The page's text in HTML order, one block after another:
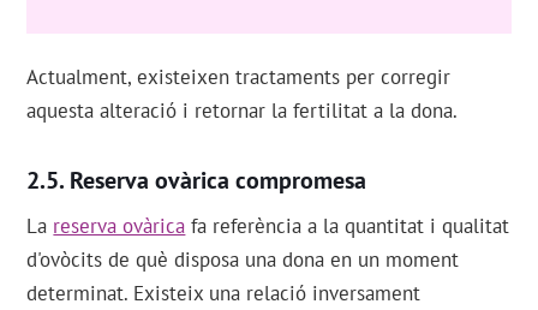
Actualment, existeixen tractaments per corregir
aquesta alteració i retornar la fertilitat a la dona.
Reserva ovàrica compromesa
La reserva ovàrica fa referència a la quantitat i qualitat
d'ovòcits de què disposa una dona en un moment
determinat. Existeix una relació inversament